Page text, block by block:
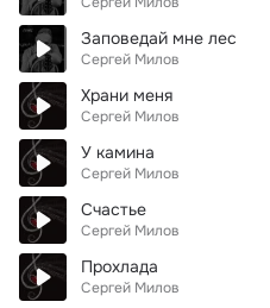
Заповедай мне лес
Сергей Милов
Храни меня
Сергей Милов
У камина
Сергей Милов
Счастье
Сергей Милов
Прохлада
Сергей Милов